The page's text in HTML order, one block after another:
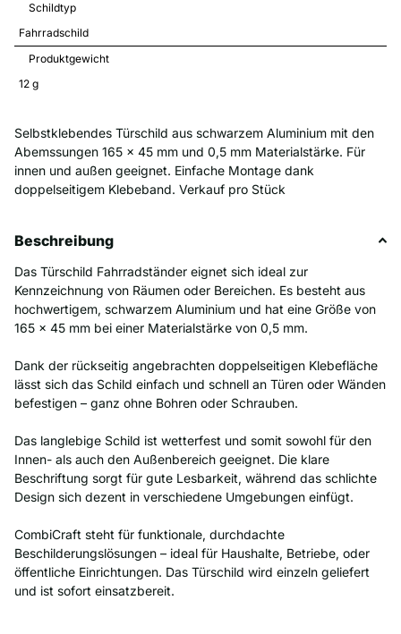
Schildtyp
Fahrradschild
Produktgewicht
12 g
Selbstklebendes Türschild aus schwarzem Aluminium mit den
Abemssungen 165 x 45 mm und 0,5 mm Materialstärke. Für
innen und außen geeignet. Einfache Montage dank
doppelseitigem Klebeband. Verkauf pro Stück
Beschreibung
Das Türschild Fahrradständer eignet sich ideal zur
Kennzeichnung von Räumen oder Bereichen. Es besteht aus
hochwertigem, schwarzem Aluminium und hat eine Größe von
165 x 45 mm bei einer Materialstärke von 0,5 mm.
Dank der rückseitig angebrachten doppelseitigen Klebefläche
lässt sich das Schild einfach und schnell an Türen oder Wänden
befestigen – ganz ohne Bohren oder Schrauben.
Das langlebige Schild ist wetterfest und somit sowohl für den
Innen- als auch den Außenbereich geeignet. Die klare
Beschriftung sorgt für gute Lesbarkeit, während das schlichte
Design sich dezent in verschiedene Umgebungen einfügt.
CombiCraft steht für funktionale, durchdachte
Beschilderungslösungen – ideal für Haushalte, Betriebe, oder
öffentliche Einrichtungen. Das Türschild wird einzeln geliefert
und ist sofort einsatzbereit.